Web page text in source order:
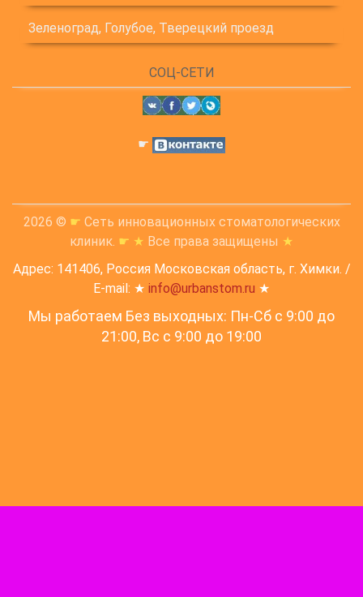
Зеленоград, Голубое, Тверецкий проезд
СОЦ-СЕТИ
☛
2026 © ☛ Сеть инновационных стоматологических
клиник. ☛ ★ Все права защищены ★
Адрес: 141406, Россия Московская область, г. Химки. /
E-mail: ★ info@urbanstom.ru ★
Мы работаем Без выходных: Пн-Сб с 9:00 до
21:00, Вс c 9:00 до 19:00